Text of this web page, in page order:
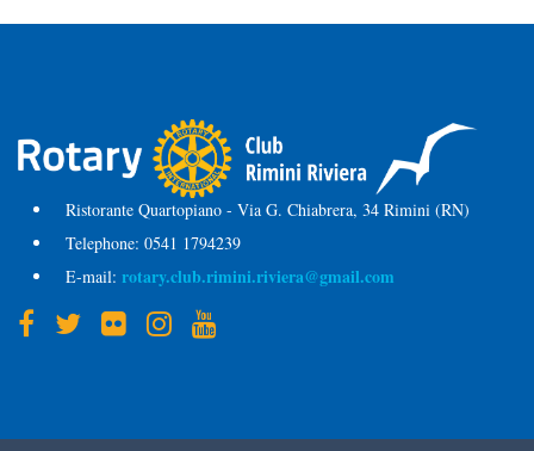
Ristorante Quartopiano - Via G. Chiabrera, 34 Rimini (RN)
Telephone: 0541 1794239
E-mail: rotary.club.rimini.riviera@gmail.com